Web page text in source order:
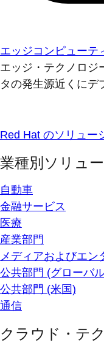
エッジコンピューテ
エッジ・テクノロジ
タの発生源近くにデ
Red Hat のソリュー
業種別ソリュ
自動車
金融サービス
医療
産業部門
メディアおよびエン
公共部門 (グローバ
公共部門 (米国)
通信
クラウド・テ